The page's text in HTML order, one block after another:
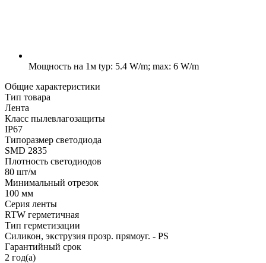
Мощность на 1м typ: 5.4 W/m; max: 6 W/m
Общие характеристики
Тип товара
Лента
Класс пылевлагозащиты
IP67
Типоразмер светодиода
SMD 2835
Плотность светодиодов
80 шт/м
Минимальный отрезок
100 мм
Серия ленты
RTW герметичная
Тип герметизации
Силикон, экструзия прозр. прямоуг. - PS
Гарантийный срок
2 год(а)